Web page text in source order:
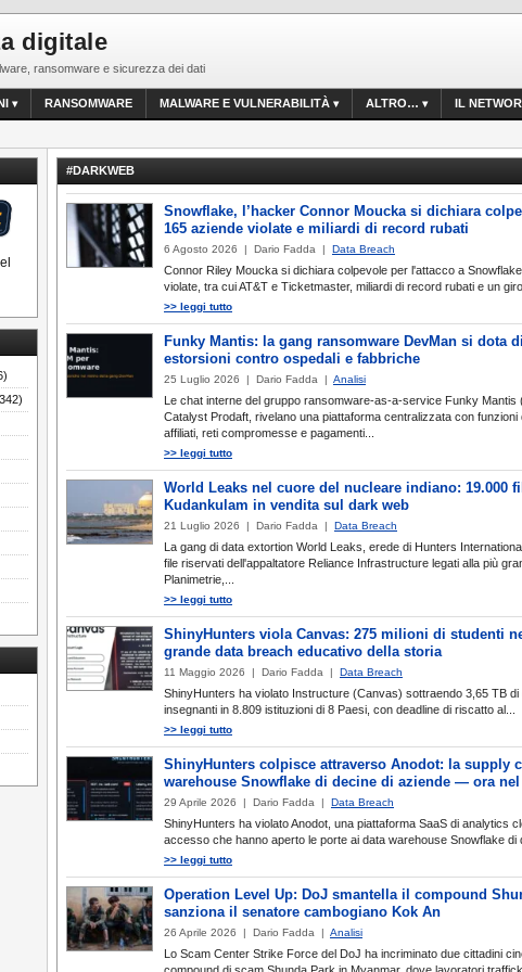
digitale
ransomware e sicurezza dei dati
RANSOMWARE MALWARE E VULNERABILITÀ ALTRO… IL
#DARKWEB
Snowflake, l’hacker Connor Moucka si dichiara
165 aziende violate e miliardi di record rubati
6 Agosto 2026 | Dario Fadda | Data Breach
Connor Riley Moucka si dichiara colpevole per l'attacco a
violate, tra cui AT&T e Ticketmaster, miliardi di record rubati e un giro
>> leggi tutto
Funky Mantis: la gang ransomware DevMan si dota
estorsioni contro ospedali e fabbriche
25 Luglio 2026 | Dario Fadda | Analisi
Le chat interne del gruppo ransomware-as-a-service Funky Mantis
Catalyst Prodaft, rivelano una piattaforma centralizzata con
affiliati, reti compromesse e pagamenti...
>> leggi tutto
World Leaks nel cuore del nucleare indiano: 19.000
Kudankulam in vendita sul dark web
21 Luglio 2026 | Dario Fadda | Data Breach
La gang di data extortion World Leaks, erede di Hunters
file riservati dell'appaltatore Reliance Infrastructure legati alla più
Planimetrie,...
>> leggi tutto
ShinyHunters viola Canvas: 275 milioni di studenti
grande data breach educativo della storia
11 Maggio 2026 | Dario Fadda | Data Breach
ShinyHunters ha violato Instructure (Canvas) sottraendo 3,65 TB di
insegnanti in 8.809 istituzioni di 8 Paesi, con deadline di riscatto al...
>> leggi tutto
ShinyHunters colpisce attraverso Anodot: la supply
warehouse Snowflake di decine di aziende — ora
29 Aprile 2026 | Dario Fadda | Data Breach
ShinyHunters ha violato Anodot, una piattaforma SaaS di analytics
accesso che hanno aperto le porte ai data warehouse Snowflake di
>> leggi tutto
Operation Level Up: DoJ smantella il compound
sanziona il senatore cambogiano Kok An
26 Aprile 2026 | Dario Fadda | Analisi
Lo Scam Center Strike Force del DoJ ha incriminato due cittadini